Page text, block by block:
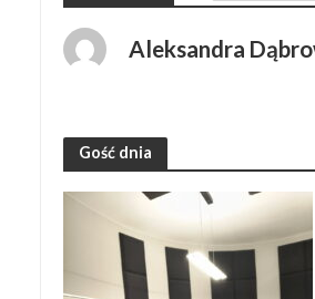
Aleksandra
Gość dnia